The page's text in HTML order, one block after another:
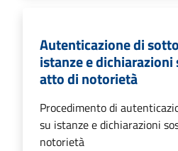
Autenticazione di
istanze e
atto di notorietà
Procedimento di
su istanze e dichiarazioni
notorietà